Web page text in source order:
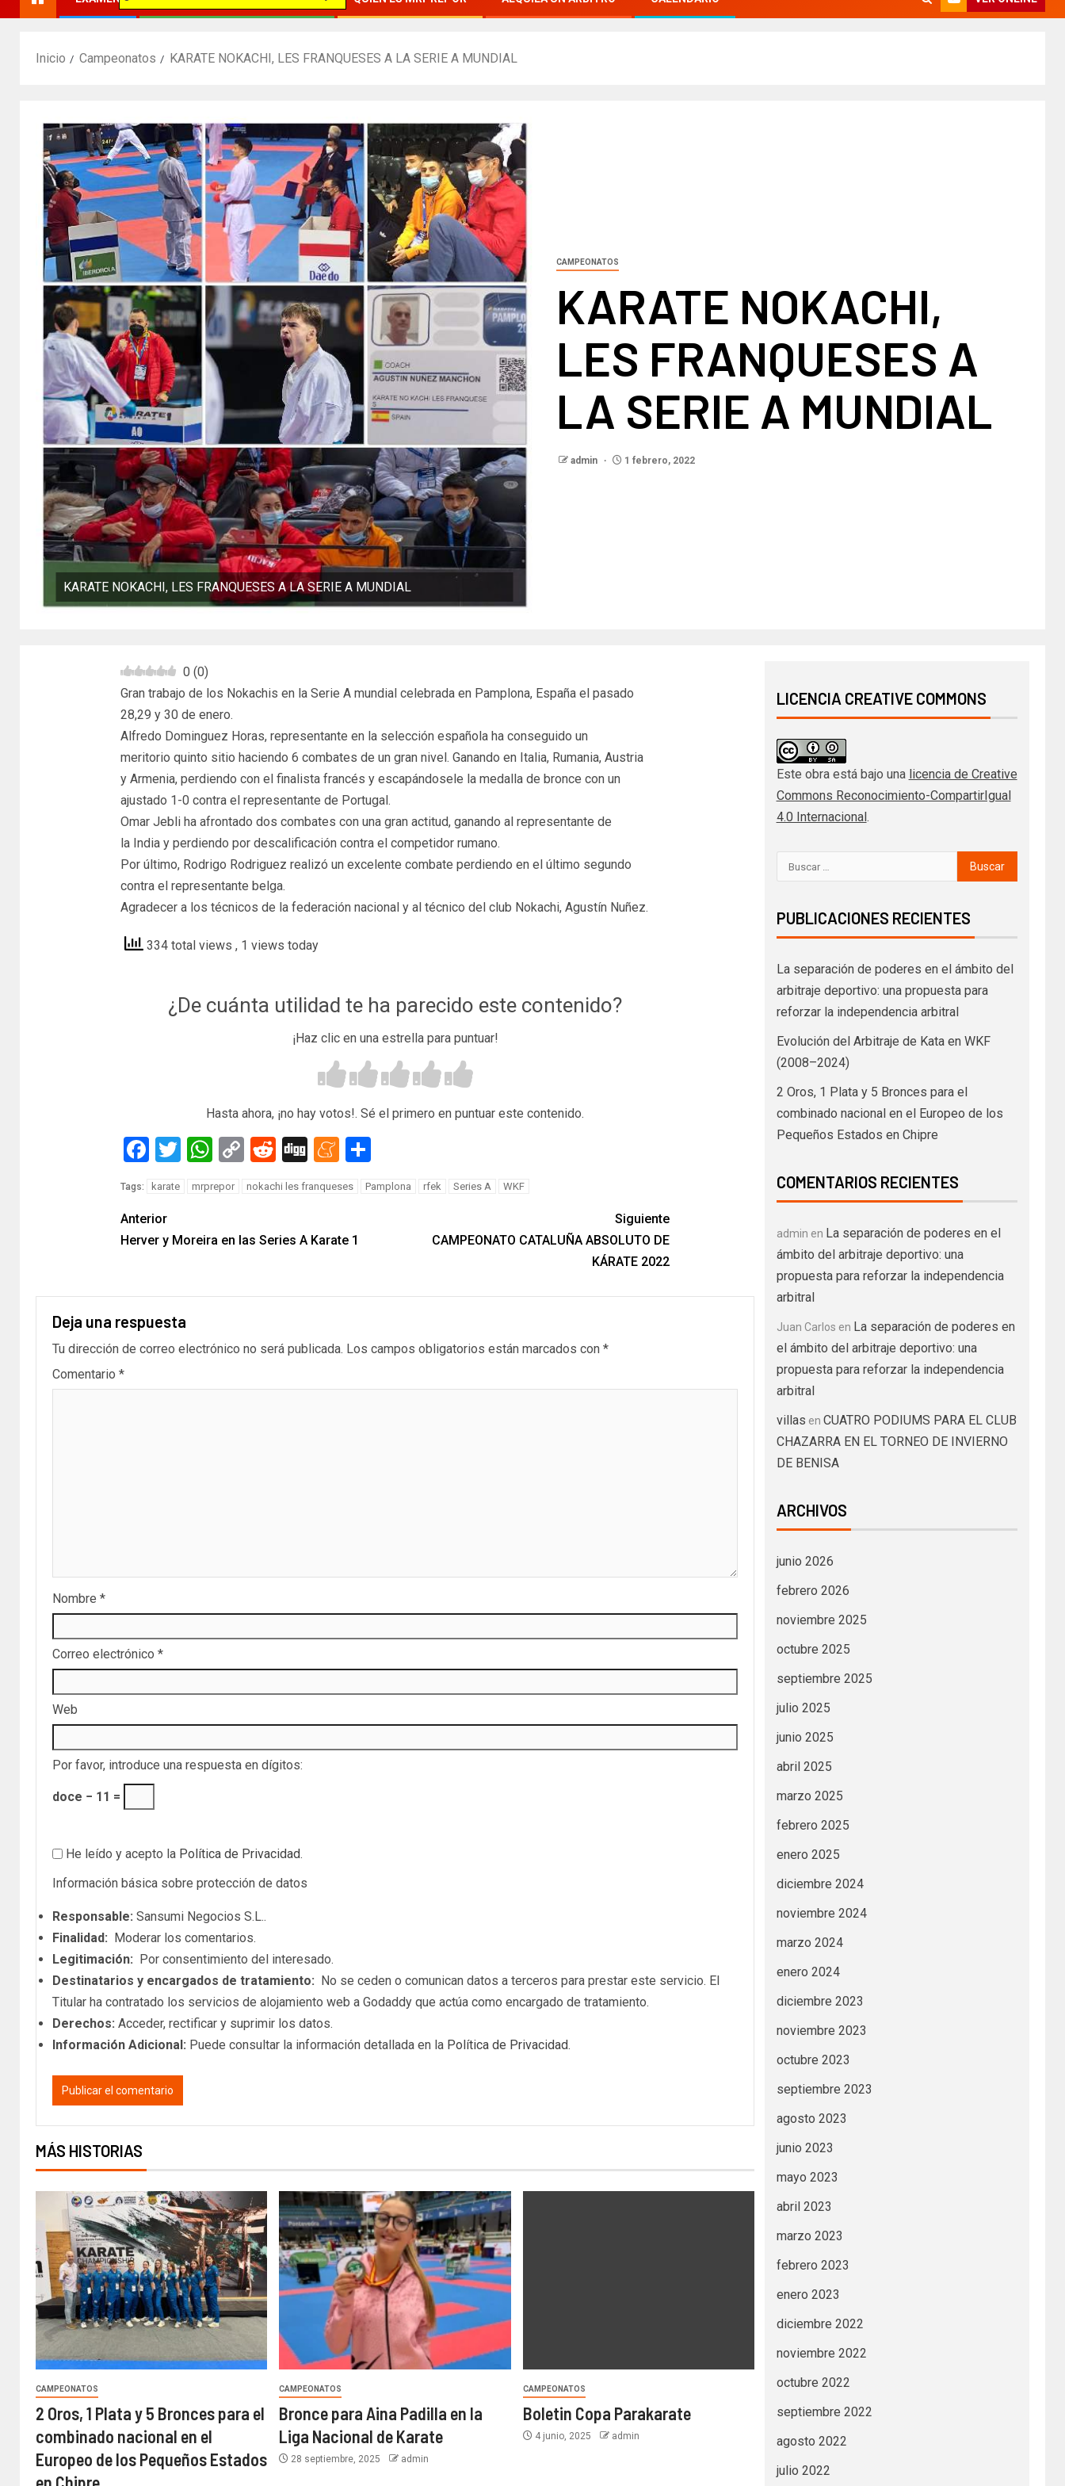
Inicio Campeonatos KARATE NOKACHI, LES FRANQUESES A LA SERIE A MUNDIAL
KARATE NOKACHI, LES FRANQUESES A LA SERIE A MUNDIAL
CAMPEONATOS
KARATE NOKACHI,
LES FRANQUESES A
LA SERIE A MUNDIAL
admin 1 febrero, 2022
0 (0)
Gran trabajo de los Nokachis en la Serie A mundial celebrada en Pamplona, ​​España el pasado
28,29 y 30 de enero.
Alfredo Dominguez Horas, representante en la selección española ha conseguido un
meritorio quinto sitio haciendo 6 combates de un gran nivel. Ganando en Italia, Rumania, Austria
y Armenia, perdiendo con el finalista francés y escapándosele la medalla de bronce con un
ajustado 1-0 contra el representante de Portugal.
Omar Jebli ha afrontado dos combates con una gran actitud, ganando al representante de
la India y perdiendo por descalificación contra el competidor rumano.
Por último, Rodrigo Rodriguez realizó un excelente combate perdiendo en el último segundo
contra el representante belga.
Agradecer a los técnicos de la federación nacional y al técnico del club Nokachi, Agustín Nuñez.
334 total views , 1 views today
¿De cuánta utilidad te ha parecido este contenido?
¡Haz clic en una estrella para puntuar!
Hasta ahora, ¡no hay votos!. Sé el primero en puntuar este contenido.
Facebook
Twitter
WhatsApp
Copy
Link
Reddit
DiggMeneame
Compartir
Tags: karate mrprepor nokachi les franqueses Pamplona rfek Series A WKF
Anterior
Herver y Moreira en las Series A Karate 1
Siguiente
CAMPEONATO CATALUÑA ABSOLUTO DE
KÁRATE 2022
Deja una respuesta
Tu dirección de correo electrónico no será publicada. Los campos obligatorios están marcados con *
Comentario *
Nombre *
Correo electrónico *
Web
Por favor, introduce una respuesta en dígitos:
doce − 11 =
He leído y acepto la Política de Privacidad.
Información básica sobre protección de datos
Responsable: Sansumi Negocios S.L..
Finalidad: Moderar los comentarios.
Legitimación: Por consentimiento del interesado.
Destinatarios y encargados de tratamiento: No se ceden o comunican datos a terceros para prestar este servicio. El
Titular ha contratado los servicios de alojamiento web a Godaddy que actúa como encargado de tratamiento.
Derechos: Acceder, rectificar y suprimir los datos.
Información Adicional: Puede consultar la información detallada en la Política de Privacidad.
MÁS HISTORIAS
CAMPEONATOS
2 Oros, 1 Plata y 5 Bronces para el
combinado nacional en el
Europeo de los Pequeños Estados
CAMPEONATOS
Bronce para Aina Padilla en la
Liga Nacional de Karate
28 septiembre, 2025 admin
CAMPEONATOS
Boletin Copa Parakarate
4 junio, 2025 admin
LICENCIA CREATIVE COMMONS
Este obra está bajo una licencia de Creative
Commons Reconocimiento-CompartirIgual
4.0 Internacional.
PUBLICACIONES RECIENTES
La separación de poderes en el ámbito del
arbitraje deportivo: una propuesta para
reforzar la independencia arbitral
Evolución del Arbitraje de Kata en WKF
(2008–2024)
2 Oros, 1 Plata y 5 Bronces para el
combinado nacional en el Europeo de los
Pequeños Estados en Chipre
COMENTARIOS RECIENTES
admin en La separación de poderes en el
ámbito del arbitraje deportivo: una
propuesta para reforzar la independencia
arbitral
Juan Carlos en La separación de poderes en
el ámbito del arbitraje deportivo: una
propuesta para reforzar la independencia
arbitral
villas en CUATRO PODIUMS PARA EL CLUB
CHAZARRA EN EL TORNEO DE INVIERNO
DE BENISA
ARCHIVOS
junio 2026
febrero 2026
noviembre 2025
octubre 2025
septiembre 2025
julio 2025
junio 2025
abril 2025
marzo 2025
febrero 2025
enero 2025
diciembre 2024
noviembre 2024
marzo 2024
enero 2024
diciembre 2023
noviembre 2023
octubre 2023
septiembre 2023
agosto 2023
junio 2023
mayo 2023
abril 2023
marzo 2023
febrero 2023
enero 2023
diciembre 2022
noviembre 2022
octubre 2022
septiembre 2022
agosto 2022
julio 2022